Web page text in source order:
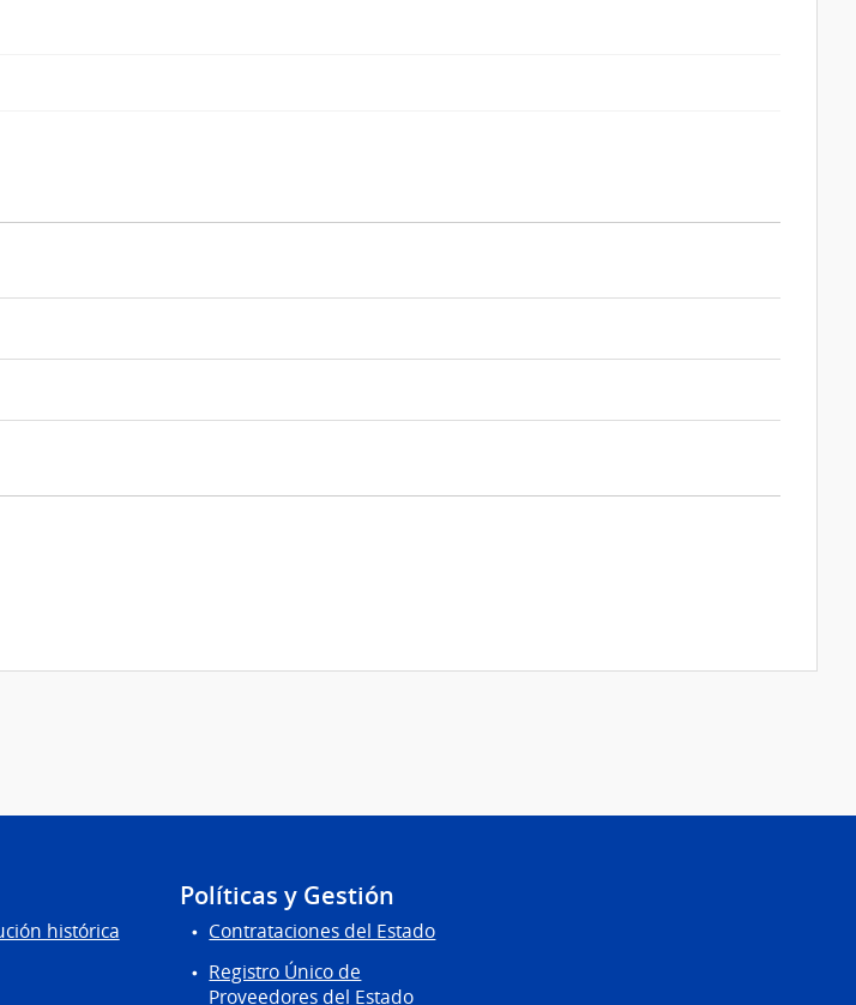
histórica
Políticas y Gestión
Contrataciones del Estado
Registro Único de
Proveedores del Estado